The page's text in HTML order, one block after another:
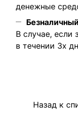
денежные
В случае, если
в течении 3х
Назад к